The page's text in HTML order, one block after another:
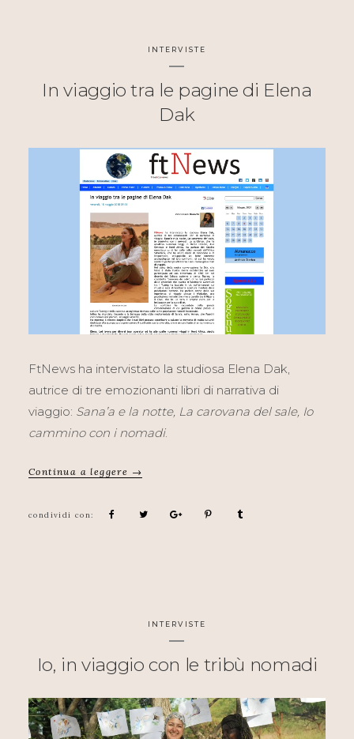
INTERVISTE
In viaggio tra le pagine di Elena
Dak
FtNews ha intervistato la studiosa Elena Dak,
autrice di tre emozionanti libri di narrativa di
viaggio: Sana’a e la notte, La carovana del sale, Io
cammino con i nomadi.
Continua a leggere →
INTERVISTE
Io, in viaggio con le tribù nomadi